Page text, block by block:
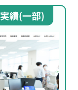
績(一部)